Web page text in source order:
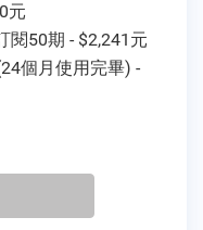
元
閱50期 - $2,241元
個月使用完畢) -